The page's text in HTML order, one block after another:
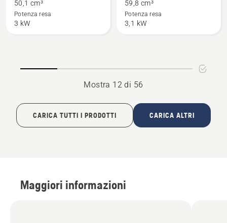
550 XP®
50,1 cm³
Potenza resa
3 kW
555
59,8 cm³
Potenza resa
3,1 kW
Mostra 12 di 56
CARICA TUTTI I PRODOTTI CARICA ALTRI
Maggiori informazioni